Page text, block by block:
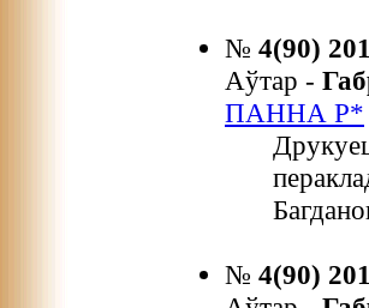
№ 4(90)
Аўтар -
ПАННА Р*
№ 4(90)